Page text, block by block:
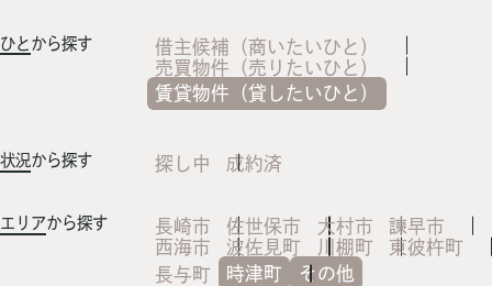
ひと から探す
借主候補（商いたいひと）
売買物件（売りたいひと）
賃貸物件（貸したいひと）
状況から探す 探し中 成約済
エリアから探す 長崎市 佐世保市 大村市
諫早市
西海市
波佐見町 川棚町
東彼杵町
長与町
時津町 その他